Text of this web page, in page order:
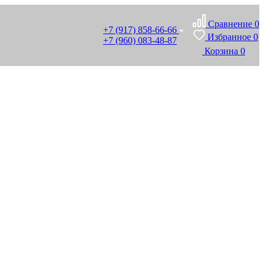
+7 (917) 858-66-66
+7 (960) 083-48-87
Сравнение 0
Избранное 0
Корзина 0